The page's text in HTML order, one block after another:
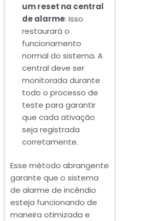
um reset na central
de alarme: Isso
restaurará o
funcionamento
normal do sistema. A
central deve ser
monitorada durante
todo o processo de
teste para garantir
que cada ativação
seja registrada
corretamente.
Esse método abrangente
garante que o sistema
de alarme de incêndio
esteja funcionando de
maneira otimizada e